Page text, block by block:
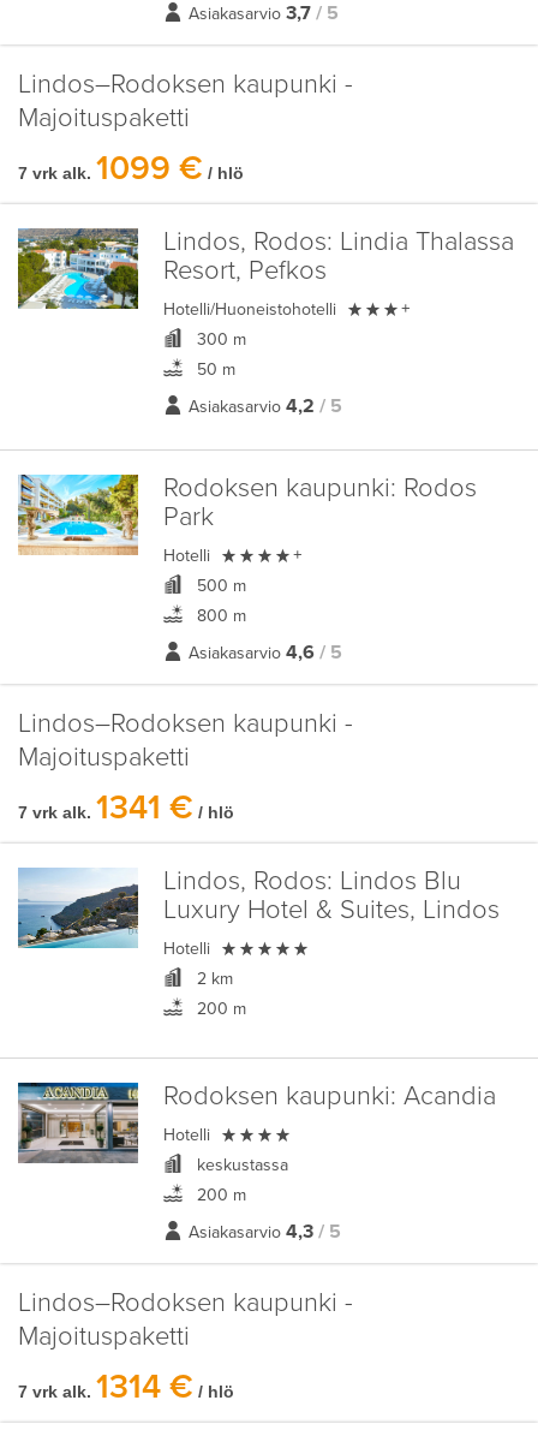
Asiakasarvio 3,7 / 5
Lindos–Rodoksen kaupunki -
Majoituspaketti
7 vrk alk. 1099 € / hlö
Lindos, Rodos: Lindia Thalassa
Resort, Pefkos
Hotelli/Huoneistohotelli  +
300 m
50 m
Asiakasarvio 4,2 / 5
Rodoksen kaupunki: Rodos
Park
Hotelli  +
500 m
800 m
Asiakasarvio 4,6 / 5
Lindos–Rodoksen kaupunki -
Majoituspaketti
7 vrk alk. 1341 € / hlö
Lindos, Rodos: Lindos Blu
Luxury Hotel & Suites, Lindos
Hotelli 
2 km
200 m
Rodoksen kaupunki: Acandia
Hotelli 
keskustassa
200 m
Asiakasarvio 4,3 / 5
Lindos–Rodoksen kaupunki -
Majoituspaketti
7 vrk alk. 1314 € / hlö